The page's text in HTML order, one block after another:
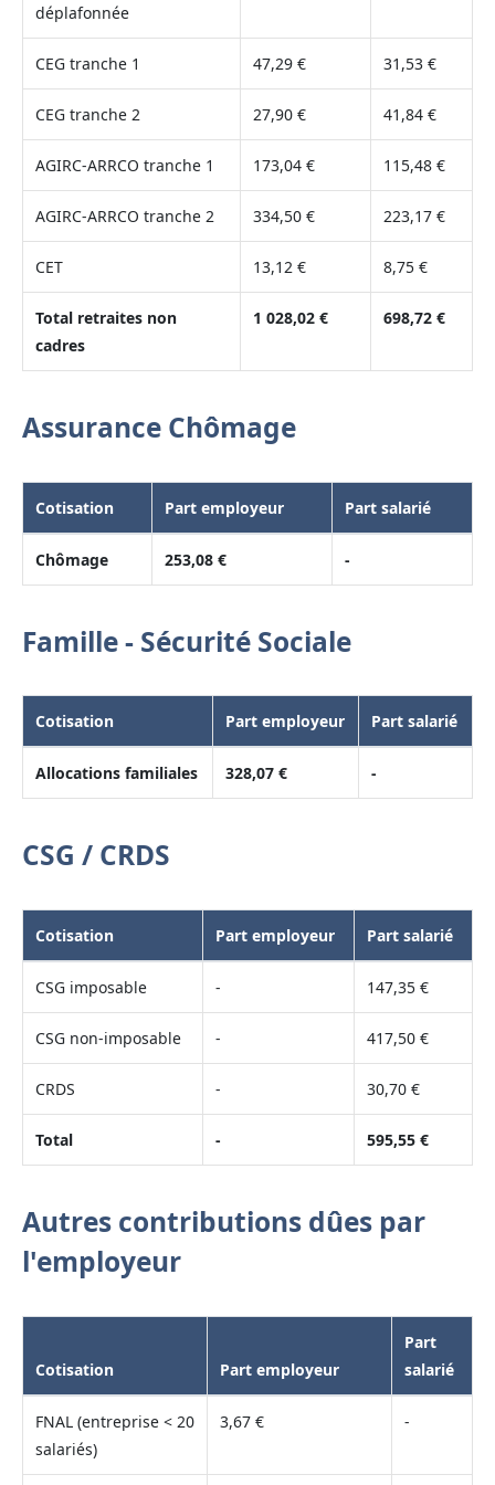
déplafonnée
CEG tranche 1 47,29 € 31,53 €
CEG tranche 2 27,90 € 41,84 €
AGIRC-ARRCO tranche 1 173,04 € 115,48 €
AGIRC-ARRCO tranche 2 334,50 € 223,17 €
CET 13,12 € 8,75 €
Total retraites non
cadres
1 028,02 € 698,72 €
Assurance Chômage
Cotisation Part employeur Part salarié
Chômage 253,08 € -
Famille - Sécurité Sociale
Cotisation Part employeur Part salarié
Allocations familiales 328,07 € -
CSG / CRDS
Cotisation Part employeur Part salarié
CSG imposable - 147,35 €
CSG non-imposable - 417,50 €
CRDS - 30,70 €
Total - 595,55 €
Autres contributions dûes par
l'employeur
Cotisation Part employeur
Part
salarié
FNAL (entreprise < 20
salariés)
3,67 € -